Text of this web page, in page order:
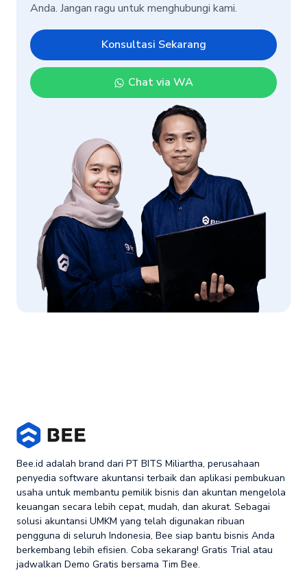
Anda. Jangan ragu untuk menghubungi kami.
Konsultasi Sekarang
Chat via WA
Bee.id adalah brand dari PT BITS Miliartha, perusahaan
penyedia software akuntansi terbaik dan aplikasi pembukuan
usaha untuk membantu pemilik bisnis dan akuntan mengelola
keuangan secara lebih cepat, mudah, dan akurat. Sebagai
solusi akuntansi UMKM yang telah digunakan ribuan
pengguna di seluruh Indonesia, Bee siap bantu bisnis Anda
berkembang lebih efisien. Coba sekarang! Gratis Trial atau
jadwalkan Demo Gratis bersama Tim Bee.